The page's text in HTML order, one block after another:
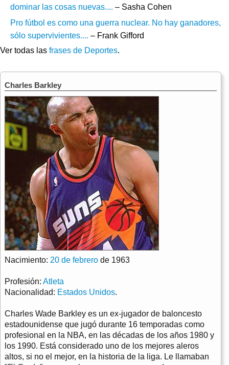
dominar las cosas nuevas.... – Sasha Cohen
Pro fútbol es como una guerra nuclear. No hay ganadores,
sólo supervivientes.... – Frank Gifford
Ver todas las frases de Deportes.
Charles Barkley
Nacimiento: 20 de febrero de 1963
Profesión: Atleta
Nacionalidad: Estados Unidos.
Charles Wade Barkley es un ex-jugador de baloncesto
estadounidense que jugó durante 16 temporadas como
profesional en la NBA, en las décadas de los años 1980 y
los 1990. Está considerado uno de los mejores aleros
altos, si no el mejor, en la historia de la liga. Le llamaban